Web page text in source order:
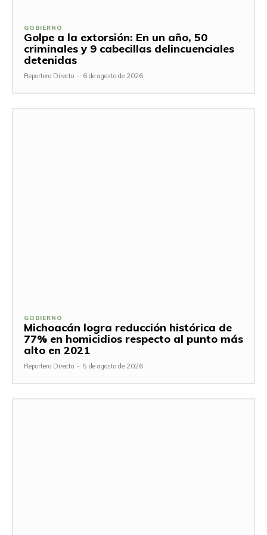
GOBIERNO
Golpe a la extorsión: En un año, 50
criminales y 9 cabecillas delincuenciales
detenidas
Reportero Directo - 6 de agosto de 2026
GOBIERNO
Michoacán logra reducción histórica de
77% en homicidios respecto al punto más
alto en 2021
Reportero Directo - 5 de agosto de 2026